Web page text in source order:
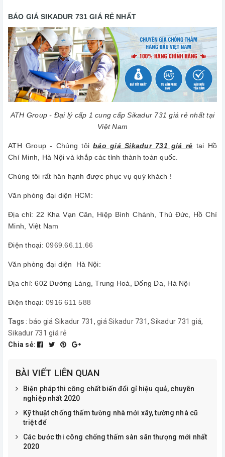
BÁO GIÁ SIKADUR 731 GIÁ RẺ NHẤT
ATH Group - Đại lý cấp 1 cung cấp Sikadur 731 giá rẻ nhất tại
Việt Nam
ATH Group - Chúng tôibáo giá Sikadur 731 giá rẻ tại Hồ
Chí Minh, Hà Nội và khắp các tỉnh thành toàn quốc.
Chúng tôi rất hân hạnh được phục vụ quý khách !
Văn phòng đại diện HCM:
Địa chỉ: 22 Kha Vạn Cân, Hiệp Bình Chánh, Thủ Đức, Hồ Chí
Minh, Việt Nam
Điện thoại: 0969.66.11.66
Văn phòng đại diện Hà Nội:
Địa chỉ: 602 Đường Láng, Trung Hoà, Đống Đa, Hà Nội
Điện thoại: 0916 611 588
Tags : báo giá Sikadur 731 , giá Sikadur 731,Sikadur 731 giá,
Sikadur 731 giá rẻ
Chia sẻ:
BÀI VIẾT LIÊN QUAN
Biện pháp thi công chất biến đổi gỉ hiệu quả, chuyên
nghiệp nhất 2020
Kỹ thuật chống thấm tường nhà mới xây, tường nhà cũ
triệt để
Các bước thi công chống thấm sàn sân thượng mới nhất
2020